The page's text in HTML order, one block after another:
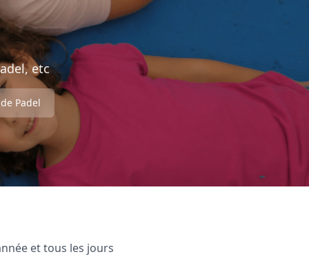
etc
Padel
et tous les jours